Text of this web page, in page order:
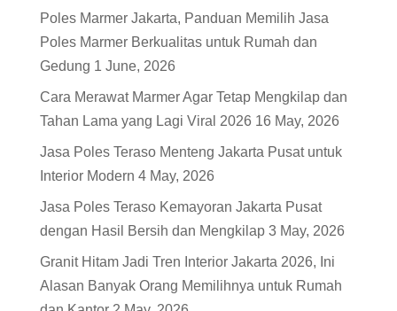
Poles Marmer Jakarta, Panduan Memilih Jasa
Poles Marmer Berkualitas untuk Rumah dan
Gedung 1 June, 2026
Cara Merawat Marmer Agar Tetap Mengkilap dan
Tahan Lama yang Lagi Viral 2026 16 May, 2026
Jasa Poles Teraso Menteng Jakarta Pusat untuk
Interior Modern 4 May, 2026
Jasa Poles Teraso Kemayoran Jakarta Pusat
dengan Hasil Bersih dan Mengkilap 3 May, 2026
Granit Hitam Jadi Tren Interior Jakarta 2026, Ini
Alasan Banyak Orang Memilihnya untuk Rumah